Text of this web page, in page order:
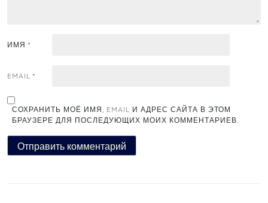
ИМЯ *
EMAIL *
СОХРАНИТЬ МОЁ ИМЯ, EMAIL И АДРЕС САЙТА В ЭТОМ
БРАУЗЕРЕ ДЛЯ ПОСЛЕДУЮЩИХ МОИХ КОММЕНТАРИЕВ.